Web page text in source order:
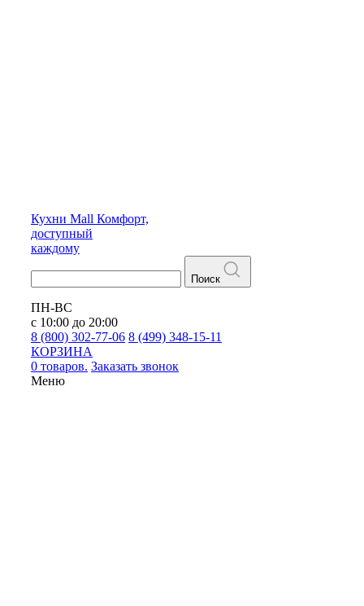
Кухни Mall Комфорт,
доступный
каждому
Поиск
ПН-ВС
с 10:00 до 20:00
8 (800) 302-77-06 8 (499) 348-15-11
КОРЗИНА
0 товаров. Заказать звонок
Меню